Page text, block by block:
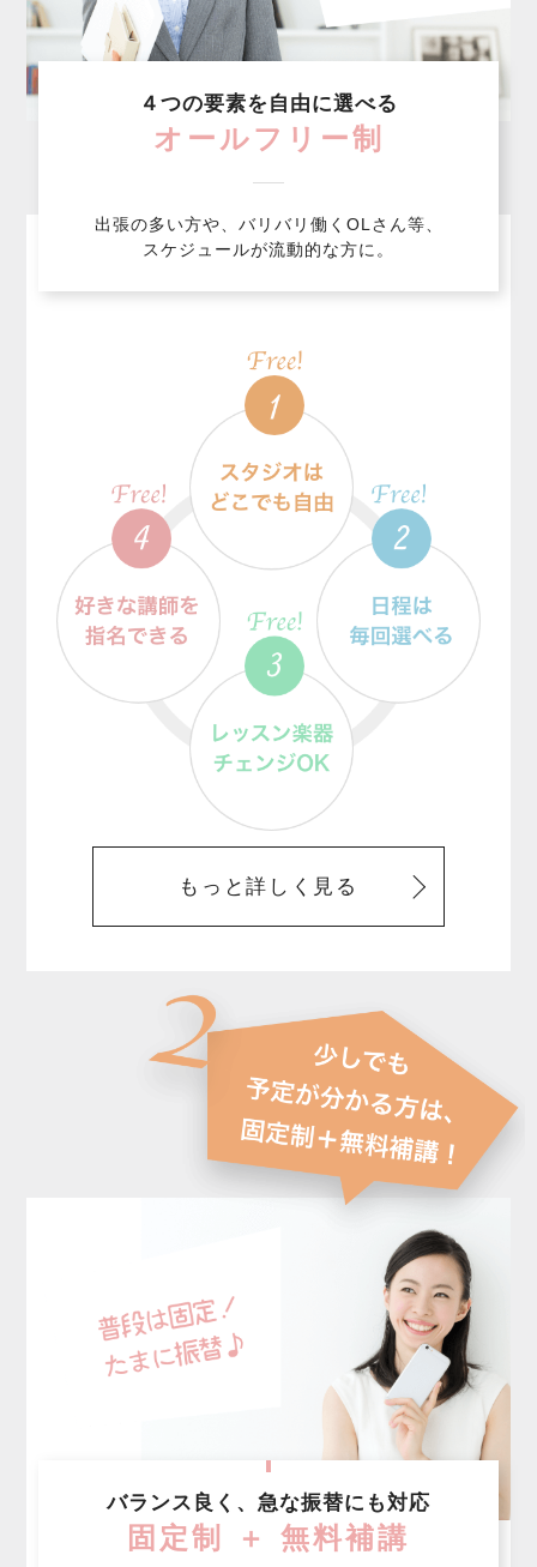
４つの要素を自由に選べる
オールフリー制
出張の多い方や、バリバリ働くOLさん等、
スケジュールが流動的な方に。
もっと詳しく見る
バランス良く、急な振替にも対応
固定制 ＋ 無料補講